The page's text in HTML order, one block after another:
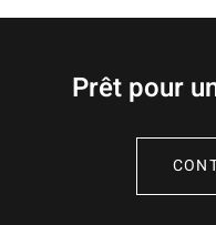
Prêt pour